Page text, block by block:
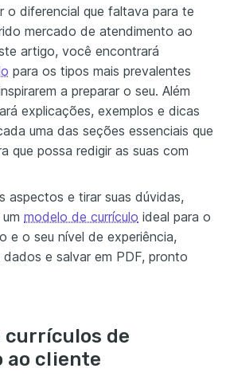
o diferencial que faltava para te
mercado de atendimento ao
artigo, você encontrará
para os tipos mais prevalentes
a preparar o seu. Além
explicações, exemplos e dicas
uma das seções essenciais que
que possa redigir as suas com
aspectos e tirar suas dúvidas,
modelo de currículo ideal para o
e o seu nível de experiência,
e salvar em PDF, pronto
currículos de
ao cliente